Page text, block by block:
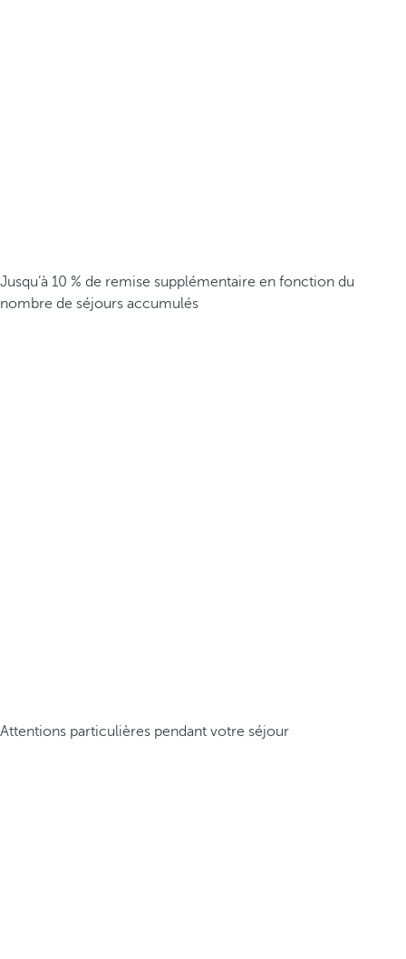
Jusqu’à 10 % de remise supplémentaire en fonction du
nombre de séjours accumulés
Attentions particulières pendant votre séjour